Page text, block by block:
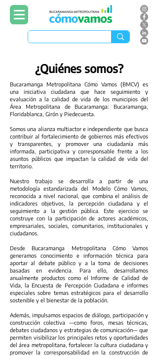
¿Quiénes somos?
Bucaramanga Metropolitana Cómo Vamos (BMCV) es
una iniciativa ciudadana que hace seguimiento y
evaluación a la calidad de vida de los municipios del
Área Metropolitana de Bucaramanga: Bucaramanga,
Floridablanca, Girón y Piedecuesta.
Somos una alianza multiactor e independiente que busca
contribuir al fortalecimiento de gobiernos más efectivos
y transparentes, y promover una ciudadanía más
informada, participativa y corresponsable frente a los
asuntos públicos que impactan la calidad de vida del
territorio.
Nuestro trabajo se desarrolla a partir de una
metodología estandarizada del Modelo Cómo Vamos,
reconocida a nivel nacional, que combina el análisis de
indicadores objetivos, la percepción ciudadana y el
seguimiento a la gestión pública. Este ejercicio se
construye con la participación de actores académicos,
empresariales, sociales, comunitarios, institucionales y
ciudadanos.
Desde Bucaramanga Metropolitana Cómo Vamos
generamos conocimiento e información técnica para
aportar al debate público y a la toma de decisiones
basadas en evidencia. Para ello, desarrollamos
anualmente productos como el Informe de Calidad de
Vida, la Encuesta de Percepción Ciudadana e informes
especiales sobre temas estratégicos para el desarrollo
sostenible y el bienestar de la población.
Además, impulsamos espacios de diálogo, participación y
construcción colectiva —como foros, mesas técnicas,
debates ciudadanos y estrategias de comunicación— que
permiten visibilizar los principales retos y oportunidades
del área metropolitana, fortalecer la cultura ciudadana y
promover la corresponsabilidad en la construcción de